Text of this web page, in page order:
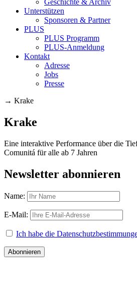
Geschichte & Archiv
Unterstützen
Sponsoren & Partner
PLUS
PLUS Programm
PLUS-Anmeldung
Kontakt
Adresse
Jobs
Presse
→ Krake
Krake
Eine interaktive Performance über die
Comunitá für alle ab 7 Jahren
Newsletter abonnieren
Name:
E-Mail:
Ich habe die